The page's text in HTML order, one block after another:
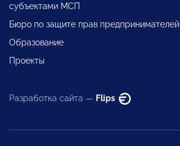
субъектами МСП
Бюро по защите прав предпринимателей
Образование
Проекты
Разработка сайта — Flips